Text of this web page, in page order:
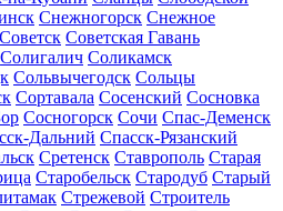
Снежногорск Снежное
Советск Советская Гавань
Солигалич Соликамск
Сольвычегодск Сольцы
Сортавала Сосенский Сосновка
Сосногорск Сочи Спас-Деменск
Дальний Спасск-Рязанский
Сретенск Ставрополь Старая
Старобельск Стародуб Старый
Стрежевой Строитель